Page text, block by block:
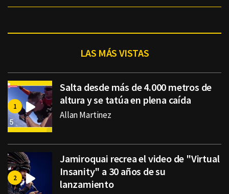
LAS MÁS VISTAS
Salta desde más de 4.000 metros de
altura y se tatúa en plena caída
Allan Martinez
Jamiroquai recrea el video de "Virtual
Insanity" a 30 años de su
lanzamiento